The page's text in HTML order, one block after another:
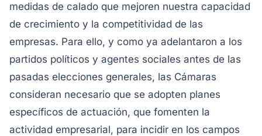
medidas de calado que mejoren nuestra capacidad
de crecimiento y la competitividad de las
empresas. Para ello, y como ya adelantaron a los
partidos políticos y agentes sociales antes de las
pasadas elecciones generales, las Cámaras
consideran necesario que se adopten planes
específicos de actuación, que fomenten la
actividad empresarial, para incidir en los campos